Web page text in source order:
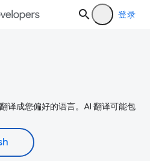
登录
译成您偏好的语言。AI 翻译可能包